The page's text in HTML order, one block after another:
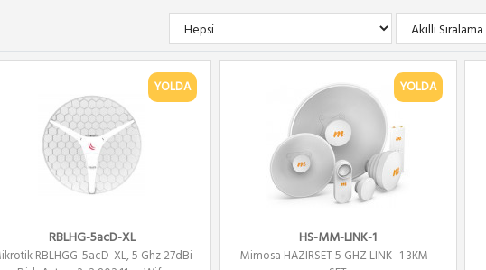
YOLDA
RBLHG-5acD-XL
RBLHGG-5acD-XL, 5 Ghz 27dBi
YOLDA
HS-MM-LINK-1
Mimosa HAZIRSET 5 GHZ LINK -1 3KM -